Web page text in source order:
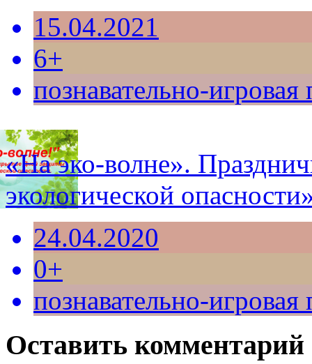
15.04.2021
6+
познавательно-
«На эко-волне».
экологической
24.04.2020
0+
познавательно-
Оставить комментарий